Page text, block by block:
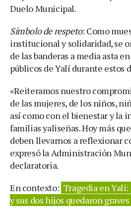
Duelo Municipal.
Símbolo de respeto: Como
institucional y solidaridad, se
de las banderas a media asta
públicos de Yalí durante estos
«Reiteramos nuestro
de las mujeres, de los niños,
así como con el bienestar y la
familias yaliseñas. Hoy más
deben llevarnos a reflexionar
expresó la Administración
declaratoria.
En contexto: Tragedia en
y sus dos hijos quedaron